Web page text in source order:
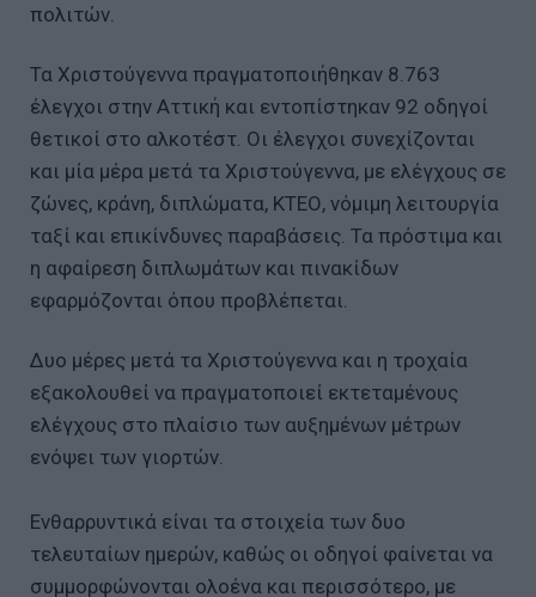
πολιτών.
Τα Χριστούγεννα πραγματοποιήθηκαν 8.763
έλεγχοι στην Αττική και εντοπίστηκαν 92 οδηγοί
θετικοί στο αλκοτέστ. Οι έλεγχοι συνεχίζονται
και μία μέρα μετά τα Χριστούγεννα, με ελέγχους σε
ζώνες, κράνη, διπλώματα, ΚΤΕΟ, νόμιμη λειτουργία
ταξί και επικίνδυνες παραβάσεις. Τα πρόστιμα και
η αφαίρεση διπλωμάτων και πινακίδων
εφαρμόζονται όπου προβλέπεται.
Δυο μέρες μετά τα Χριστούγεννα και η τροχαία
εξακολουθεί να πραγματοποιεί εκτεταμένους
ελέγχους στο πλαίσιο των αυξημένων μέτρων
ενόψει των γιορτών.
Ενθαρρυντικά είναι τα στοιχεία των δυο
τελευταίων ημερών, καθώς οι οδηγοί φαίνεται να
συμμορφώνονται ολοένα και περισσότερο, με